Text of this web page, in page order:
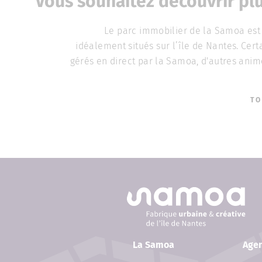
Le parc immobilier de la Samoa est
idéalement situés sur l’île de Nantes.
gérés en direct par la Samoa, d'autres
La Samoa